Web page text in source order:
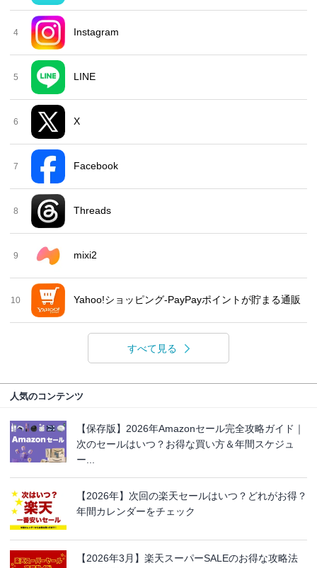
4 Instagram
5 LINE
6 X
7 Facebook
8 Threads
9 mixi2
10 Yahoo!ショッピング-PayPayポイントが貯まる通販
すべて見る
人気のコンテンツ
【保存版】2026年Amazonセール完全攻略ガイド｜
次のセールはいつ？お得な買い方＆年間スケジュ
ー...
【2026年】次回の楽天セールはいつ？どれがお得？
年間カレンダーをチェック
【2026年3月】楽天スーパーSALEのお得な攻略法